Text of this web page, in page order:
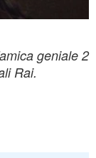
geniale 2
Rai.